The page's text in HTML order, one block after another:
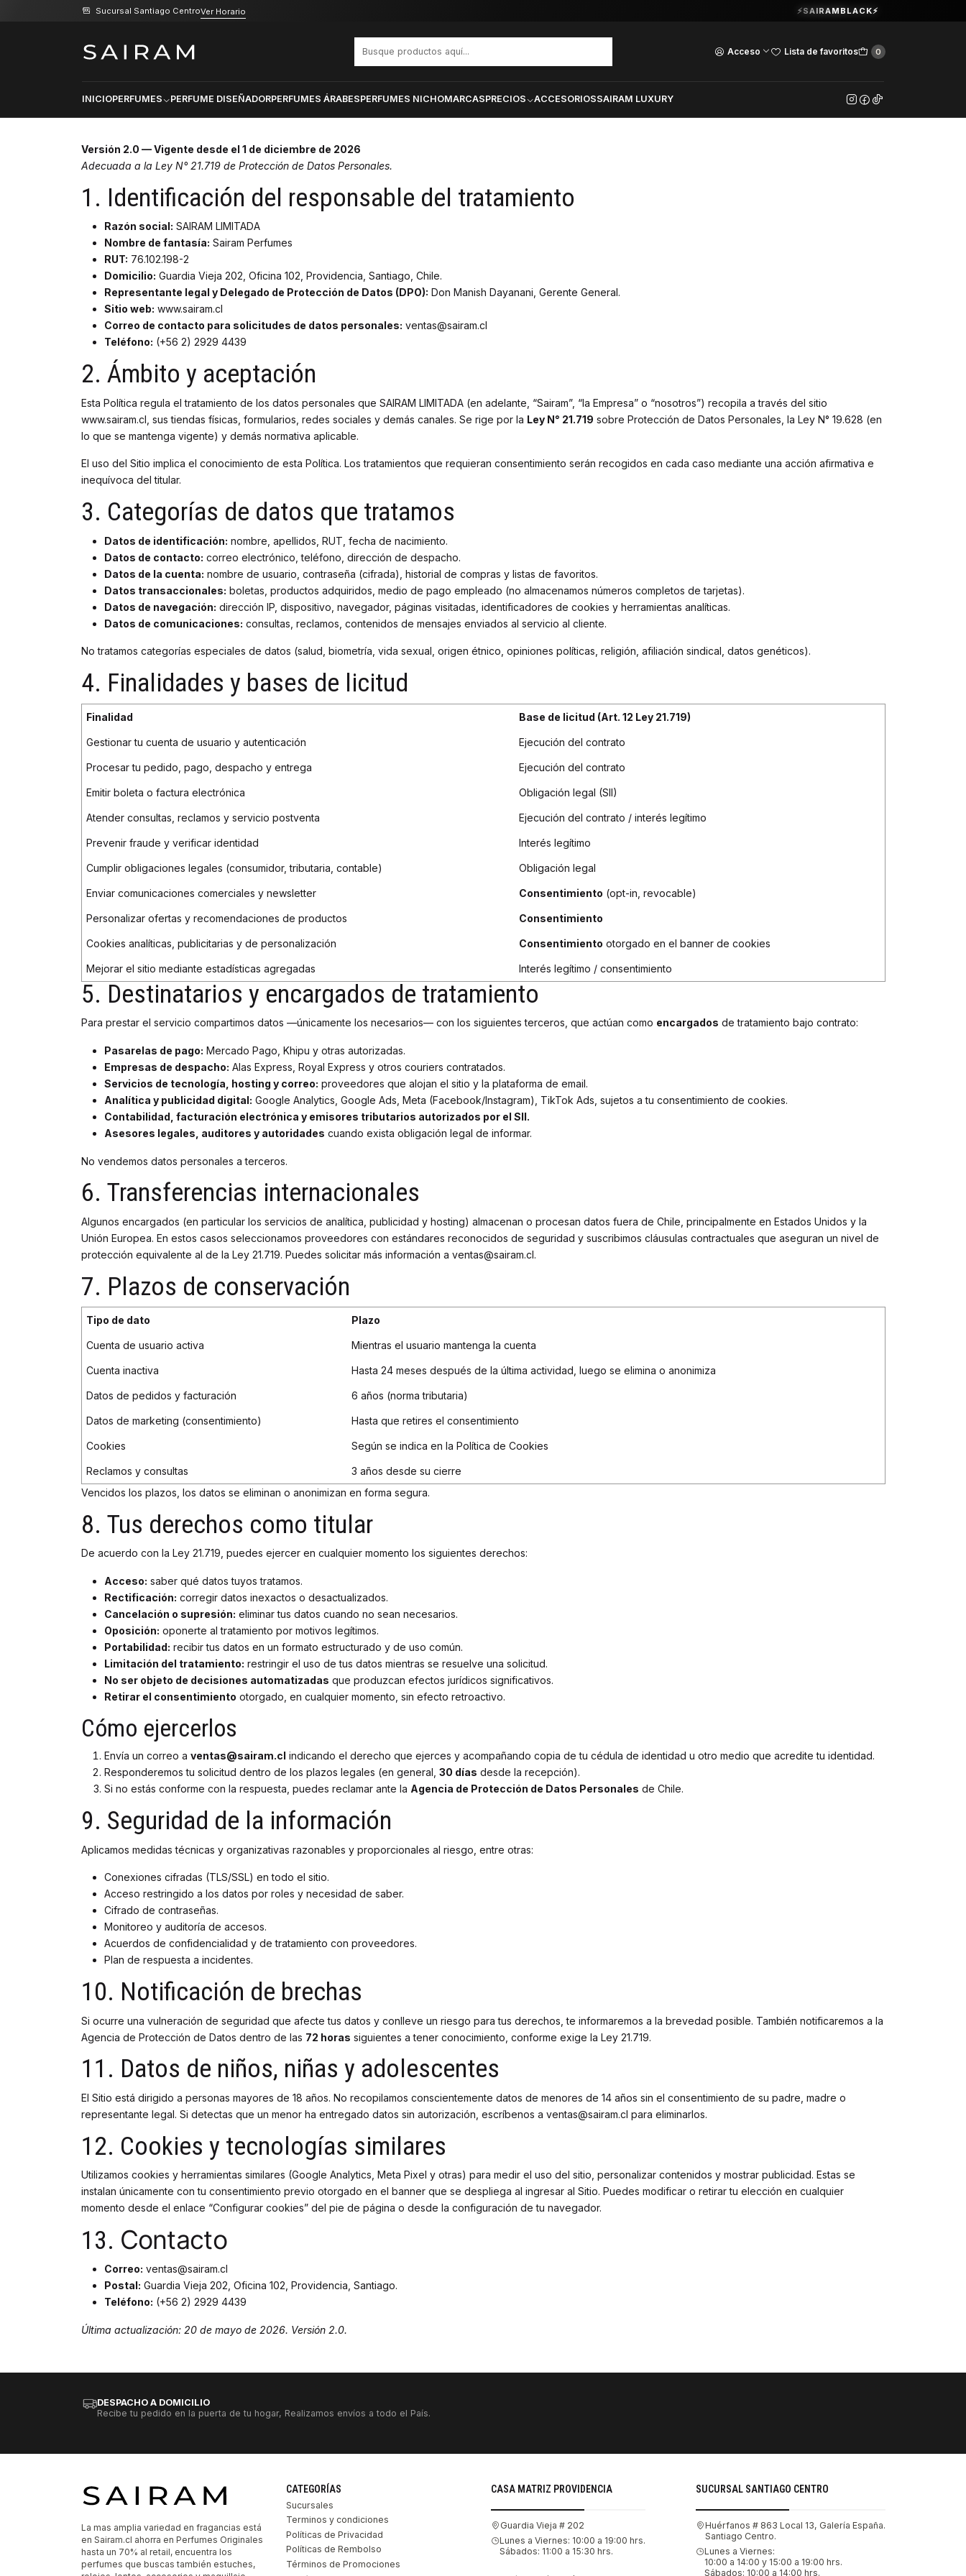
Acceso Lista de favoritos 0
INICIOPERFUMES PERFUME DISEÑADORPERFUMES ÁRABESPERFUMES NICHOMARCASPRECIOS ACCESORIOSSAIRAM LUXURY
Sucursal Santiago CentroVer Horario Guardia Vieja 202. Oficina 102.Ver Horarios
⚡SAIRAMBLACK⚡
Inicio Políticas de Privacidad
Políticas de Privacidad
Versión 2.0 — Vigente desde el 1 de diciembre de 2026
Adecuada a la Ley N° 21.719 de Protección de Datos Personales.
1. Identificación del responsable del tratamiento
Razón social: SAIRAM LIMITADA
Nombre de fantasía: Sairam Perfumes
RUT: 76.102.198-2
Domicilio: Guardia Vieja 202, Oficina 102, Providencia, Santiago, Chile.
Representante legal y Delegado de Protección de Datos (DPO): Don Manish Dayanani, Gerente General.
Sitio web: www.sairam.cl
Correo de contacto para solicitudes de datos personales: ventas@sairam.cl
Teléfono: (+56 2) 2929 4439
2. Ámbito y aceptación
Esta Política regula el tratamiento de los datos personales que SAIRAM LIMITADA (en adelante, “Sairam”, “la Empresa” o “nosotros”) recopila a través del sitio
www.sairam.cl, sus tiendas físicas, formularios, redes sociales y demás canales. Se rige por la Ley N° 21.719 sobre Protección de Datos Personales, la Ley N° 19.628 (en
lo que se mantenga vigente) y demás normativa aplicable.
El uso del Sitio implica el conocimiento de esta Política. Los tratamientos que requieran consentimiento serán recogidos en cada caso mediante una acción afirmativa e
inequívoca del titular.
3. Categorías de datos que tratamos
Datos de identificación: nombre, apellidos, RUT, fecha de nacimiento.
Datos de contacto: correo electrónico, teléfono, dirección de despacho.
Datos de la cuenta: nombre de usuario, contraseña (cifrada), historial de compras y listas de favoritos.
Datos transaccionales: boletas, productos adquiridos, medio de pago empleado (no almacenamos números completos de tarjetas).
Datos de navegación: dirección IP, dispositivo, navegador, páginas visitadas, identificadores de cookies y herramientas analíticas.
Datos de comunicaciones: consultas, reclamos, contenidos de mensajes enviados al servicio al cliente.
No tratamos categorías especiales de datos (salud, biometría, vida sexual, origen étnico, opiniones políticas, religión, afiliación sindical, datos genéticos).
4. Finalidades y bases de licitud
Finalidad Base de licitud (Art. 12 Ley 21.719)
Gestionar tu cuenta de usuario y autenticación Ejecución del contrato
Procesar tu pedido, pago, despacho y entrega Ejecución del contrato
Emitir boleta o factura electrónica Obligación legal (SII)
Atender consultas, reclamos y servicio postventa Ejecución del contrato / interés legítimo
Prevenir fraude y verificar identidad Interés legítimo
Cumplir obligaciones legales (consumidor, tributaria, contable) Obligación legal
Enviar comunicaciones comerciales y newsletter Consentimiento (opt-in, revocable)
Personalizar ofertas y recomendaciones de productos Consentimiento
Cookies analíticas, publicitarias y de personalización Consentimiento otorgado en el banner de cookies
Mejorar el sitio mediante estadísticas agregadas Interés legítimo / consentimiento
5. Destinatarios y encargados de tratamiento
Para prestar el servicio compartimos datos —únicamente los necesarios— con los siguientes terceros, que actúan como encargados de tratamiento bajo contrato:
Pasarelas de pago: Mercado Pago, Khipu y otras autorizadas.
Empresas de despacho: Alas Express, Royal Express y otros couriers contratados.
Servicios de tecnología, hosting y correo: proveedores que alojan el sitio y la plataforma de email.
Analítica y publicidad digital: Google Analytics, Google Ads, Meta (Facebook/Instagram), TikTok Ads, sujetos a tu consentimiento de cookies.
Contabilidad, facturación electrónica y emisores tributarios autorizados por el SII.
Asesores legales, auditores y autoridades cuando exista obligación legal de informar.
No vendemos datos personales a terceros.
6. Transferencias internacionales
Algunos encargados (en particular los servicios de analítica, publicidad y hosting) almacenan o procesan datos fuera de Chile, principalmente en Estados Unidos y la
Unión Europea. En estos casos seleccionamos proveedores con estándares reconocidos de seguridad y suscribimos cláusulas contractuales que aseguran un nivel de
protección equivalente al de la Ley 21.719. Puedes solicitar más información a ventas@sairam.cl.
7. Plazos de conservación
Tipo de dato Plazo
Cuenta de usuario activa Mientras el usuario mantenga la cuenta
Cuenta inactiva Hasta 24 meses después de la última actividad, luego se elimina o anonimiza
Datos de pedidos y facturación 6 años (norma tributaria)
Datos de marketing (consentimiento) Hasta que retires el consentimiento
Cookies Según se indica en la Política de Cookies
Reclamos y consultas
3 años desde su cierre
Vencidos los plazos, los datos se eliminan o anonimizan en forma segura.
8. Tus derechos como titular
De acuerdo con la Ley 21.719, puedes ejercer en cualquier momento los siguientes derechos:
Acceso: saber qué datos tuyos tratamos.
Rectificación: corregir datos inexactos o desactualizados.
Cancelación o supresión: eliminar tus datos cuando no sean necesarios.
Oposición: oponerte al tratamiento por motivos legítimos.
Portabilidad: recibir tus datos en un formato estructurado y de uso común.
Limitación del tratamiento: restringir el uso de tus datos mientras se resuelve una solicitud.
No ser objeto de decisiones automatizadas que produzcan efectos jurídicos significativos.
Retirar el consentimiento otorgado, en cualquier momento, sin efecto retroactivo.
Cómo ejercerlos
Envía un correo a ventas@sairam.cl indicando el derecho que ejerces y acompañando copia de tu cédula de identidad u otro medio que acredite tu identidad.
Responderemos tu solicitud dentro de los plazos legales (en general, 30 días desde la recepción).
Si no estás conforme con la respuesta, puedes reclamar ante la Agencia de Protección de Datos Personales de Chile.
9. Seguridad de la información
Aplicamos medidas técnicas y organizativas razonables y proporcionales al riesgo, entre otras:
Conexiones cifradas (TLS/SSL) en todo el sitio.
Acceso restringido a los datos por roles y necesidad de saber.
Cifrado de contraseñas.
Monitoreo y auditoría de accesos.
Acuerdos de confidencialidad y de tratamiento con proveedores.
Plan de respuesta a incidentes.
10. Notificación de brechas
Si ocurre una vulneración de seguridad que afecte tus datos y conlleve un riesgo para tus derechos, te informaremos a la brevedad posible. También notificaremos a la
Agencia de Protección de Datos dentro de las 72 horas siguientes a tener conocimiento, conforme exige la Ley 21.719.
11. Datos de niños, niñas y adolescentes
El Sitio está dirigido a personas mayores de 18 años. No recopilamos conscientemente datos de menores de 14 años sin el consentimiento de su padre, madre o
representante legal. Si detectas que un menor ha entregado datos sin autorización, escríbenos a ventas@sairam.cl para eliminarlos.
12. Cookies y tecnologías similares
Utilizamos cookies y herramientas similares (Google Analytics, Meta Pixel y otras) para medir el uso del sitio, personalizar contenidos y mostrar publicidad. Estas se
instalan únicamente con tu consentimiento previo otorgado en el banner que se despliega al ingresar al Sitio. Puedes modificar o retirar tu elección en cualquier
momento desde el enlace “Configurar cookies” del pie de página o desde la configuración de tu navegador.
13. Contacto
Correo: ventas@sairam.cl
Postal: Guardia Vieja 202, Oficina 102, Providencia, Santiago.
Teléfono: (+56 2) 2929 4439
Última actualización: 20 de mayo de 2026. Versión 2.0.
DESPACHO A DOMICILIO
Recibe tu pedido en la puerta de tu hogar, Realizamos envíos a todo el País.
La mas amplia variedad en fragancias está
en Sairam.cl ahorra en Perfumes Originales
hasta un 70% al retail, encuentra los
perfumes que buscas también estuches,
CATEGORÍAS
Sucursales
Terminos y condiciones
Políticas de Privacidad
Políticas de Rembolso
Términos de Promociones
CASA MATRIZ PROVIDENCIA
Guardia Vieja # 202
Lunes a Viernes: 10:00 a 19:00 hrs.
Sábados: 11:00 a 15:30 hrs.
SUCURSAL SANTIAGO CENTRO
Huérfanos # 863 Local 13, Galería España.
Santiago Centro.
Lunes a Viernes:
10:00 a 14:00 y 15:00 a 19:00 hrs.
Sábados: 10:00 a 14:00 hrs.